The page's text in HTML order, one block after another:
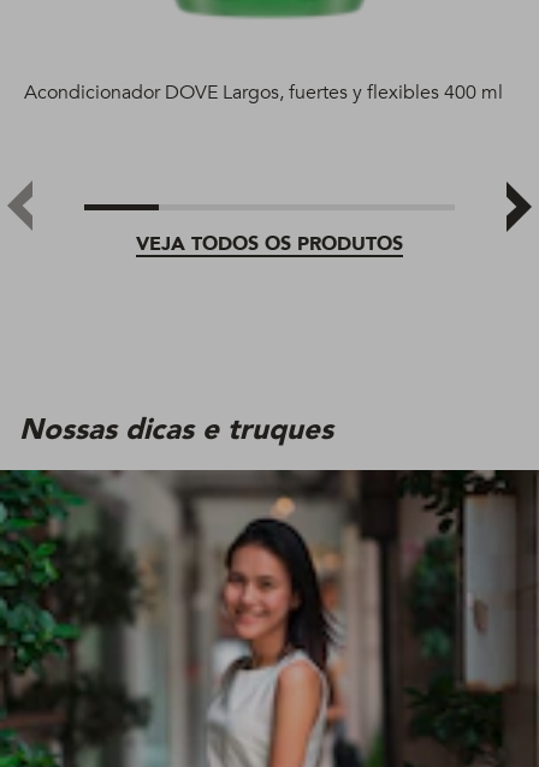
VEJA TODOS OS PRODUTOS
Acondicionador DOVE Largos, fuertes y flexibles 400 ml
Nossas dicas e truques